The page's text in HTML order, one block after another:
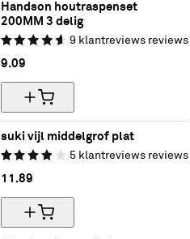
Handson houtraspenset
200MM 3 delig
9 klantreviews reviews
9.09
suki vijl middelgrof plat
5 klantreviews reviews
11.89